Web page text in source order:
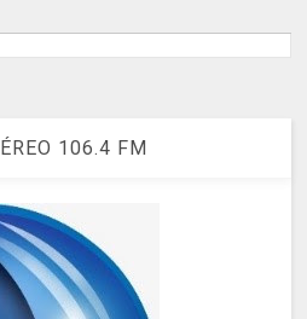
106.4 FM